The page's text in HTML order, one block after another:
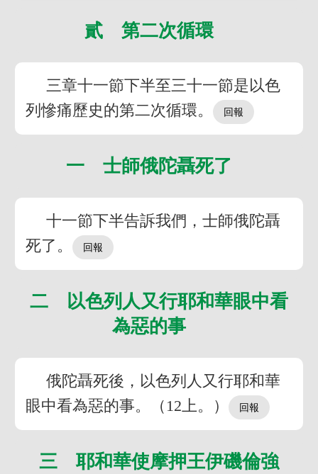
貳 第二次循環
三章十一節下半至三十一節是以色
列慘痛歷史的第二次循環。
一 士師俄陀聶死了
十一節下半告訴我們，士師俄陀聶
死了。
二 以色列人又行耶和華眼中看
為惡的事
俄陀聶死後，以色列人又行耶和華
眼中看為惡的事。（12上。）
三 耶和華使摩押王伊磯倫強